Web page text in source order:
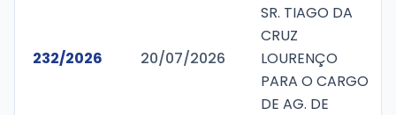
232/2026 20/07/2026
SR. TIAGO DA
CRUZ
LOURENÇO
PARA O CARGO
DE AG. DE